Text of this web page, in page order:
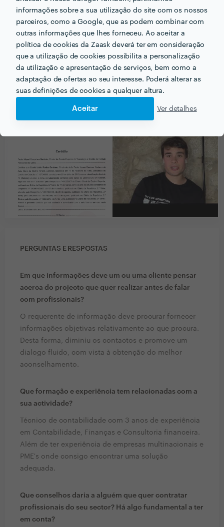
informações sobre a sua utilização do site com os nossos
parceiros, como a Google, que as podem combinar com
outras informações que lhes forneceu. Ao aceitar a
política de cookies da Zaask deverá ter em consideração
que a utilização de cookies possibilita a personalização
da utilização e apresentação de serviços, bem como a
adaptação de ofertas ao seu interesse. Poderá alterar as
suas definições de cookies a qualquer altura.
Aceitar Ver detalhes
x 2 2 vezes Profissional de Excelência
🔥 Uau! Encontrou um/a Profissional de
Excelência. Este perfil obteve a maior
distinção da Zaask em 2020 e 2021
PORTEFÓLIO
PERGUNTAS E RESPOSTAS
Em que informações deve um ou uma cliente pensar
acerca do projecto que quer realizar antes de falar
com profissionais?
O requerente de informação deve procurar fornecer
informações objetivas relativamente ao que procura.
Desta forma, diminiu os contactos e promove um
dialogo fluido, com vista à obtenção do melhor
aconselhamento.
Que formação e experiência tem relacionadas com a
sua actividade?
Técnico de contabilidade com 3 anos de experiência
em Contabilidade, Finanças e Consultoria financeira.
Além de ter experiência de empresas multinacionais e
PME's onde consigo encontrar uma solução
adequada.
Que conselhos daria a alguém que quer contratar
profissionais do seu sector? Há algo fundamental a ter
em conta?